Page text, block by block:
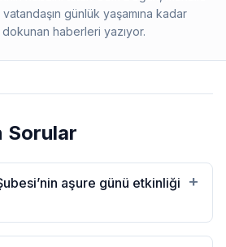
günlük yaşamına kadar
dokunan haberleri yazıyor.
Sorular
aşure günü etkinliği
+